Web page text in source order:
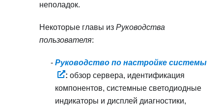
неполадок.
Некоторые главы из Руководства
пользователя:
Руководство по настройке системы
: обзор сервера, идентификация
компонентов, системные светодиодные
индикаторы и дисплей диагностики,